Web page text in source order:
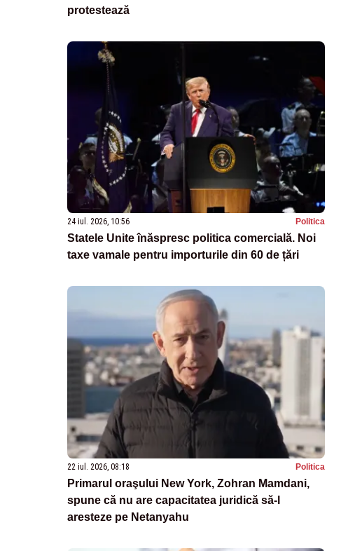
protestează
24 iul. 2026, 10:56 Politica
Statele Unite înăspresc politica comercială. Noi
taxe vamale pentru importurile din 60 de țări
22 iul. 2026, 08:18 Politica
Primarul oraşului New York, Zohran Mamdani,
spune că nu are capacitatea juridică să-l
aresteze pe Netanyahu